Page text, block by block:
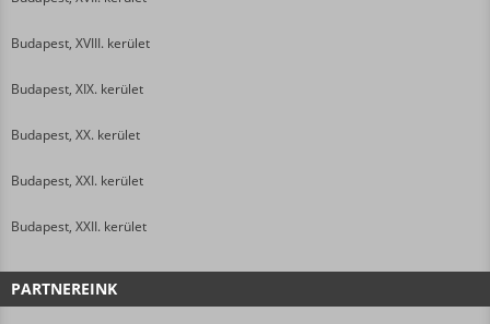
Budapest, XVIII. kerület
Budapest, XIX. kerület
Budapest, XX. kerület
Budapest, XXI. kerület
Budapest, XXII. kerület
PARTNEREINK